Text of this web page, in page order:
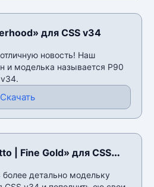
для CSS v34
новость! Наш
и моделька называется P90
Скачать
| Fine Gold» для CSS
детально модельку